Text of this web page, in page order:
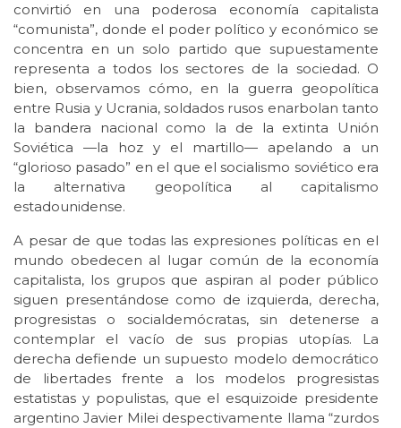
convirtió en una poderosa economía capitalista
“comunista”, donde el poder político y económico se
concentra en un solo partido que supuestamente
representa a todos los sectores de la sociedad. O
bien, observamos cómo, en la guerra geopolítica
entre Rusia y Ucrania, soldados rusos enarbolan tanto
la bandera nacional como la de la extinta Unión
Soviética —la hoz y el martillo— apelando a un
“glorioso pasado” en el que el socialismo soviético era
la alternativa geopolítica al capitalismo
estadounidense.
A pesar de que todas las expresiones políticas en el
mundo obedecen al lugar común de la economía
capitalista, los grupos que aspiran al poder público
siguen presentándose como de izquierda, derecha,
progresistas o socialdemócratas, sin detenerse a
contemplar el vacío de sus propias utopías. La
derecha defiende un supuesto modelo democrático
de libertades frente a los modelos progresistas
estatistas y populistas, que el esquizoide presidente
argentino Javier Milei despectivamente llama “zurdos